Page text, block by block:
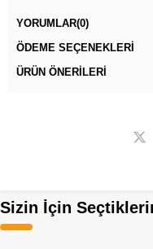
YORUMLAR(0)
ÖDEME SEÇENEKLERI
ÜRÜN ÖNERILERI
Sizin İçin